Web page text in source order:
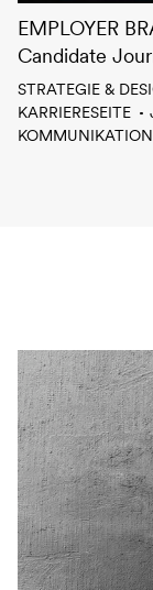
EMPLOYER
Candidate
STRATEGIE &
KARRIERESEITE